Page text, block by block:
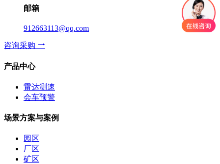
邮箱
912663113@qq.com
咨询采购
产品中心
雷达测速
会车预警
场景方案与案例
园区
厂区
矿区